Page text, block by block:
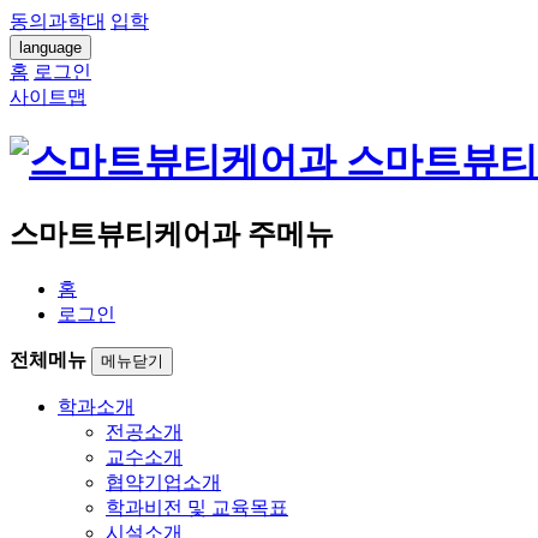
동의과학대 입학
language
홈 로그인
사이트맵
스마트뷰
스마트뷰티케어과 주메뉴
홈
로그인
전체메뉴 메뉴닫기
학과소개
전공소개
교수소개
협약기업소개
학과비전 및 교육목표
시설소개